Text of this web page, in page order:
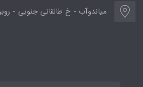
میاندوآب - خ طالقانی جنوبی -